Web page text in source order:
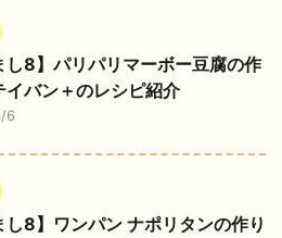
し8】パリパリマーボー豆腐の作
イバン＋のレシピ紹介
6
し8】ワンパン ナポリタンの作り